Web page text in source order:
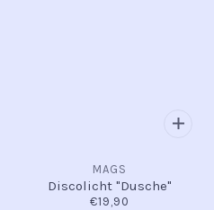
MAGS
Discolicht "Dusche"
€19,90